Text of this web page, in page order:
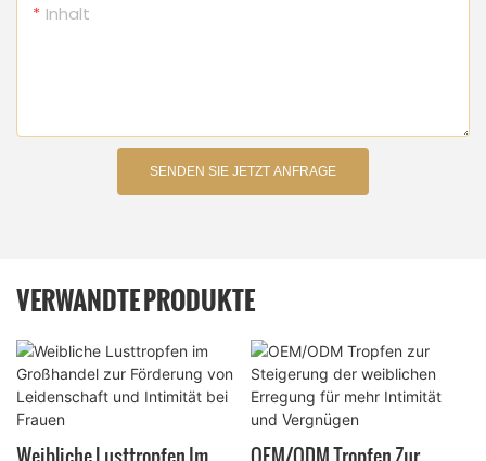
Inhalt
SENDEN SIE JETZT ANFRAGE
VERWANDTE PRODUKTE